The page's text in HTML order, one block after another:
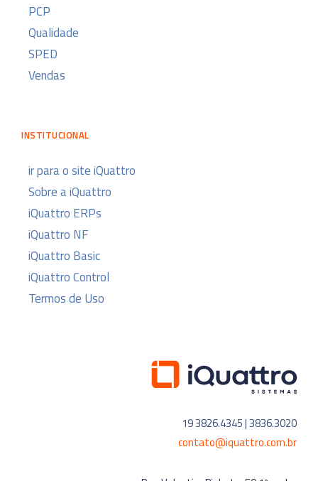
PCP
Qualidade
SPED
Vendas
INSTITUCIONAL
ir para o site iQuattro
Sobre a iQuattro
iQuattro ERPs
iQuattro NF
iQuattro Basic
iQuattro Control
Termos de Uso
19 3826.4345 | 3836.3020
contato@iquattro.com.br